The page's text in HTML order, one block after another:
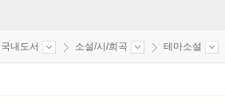
국내도서 소설/시/희곡 테마소설